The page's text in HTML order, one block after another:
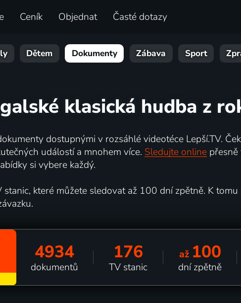
Ceník Objednat Časté dotazy
Dětem Dokumenty Zábava Sport
klasická hudba z
dostupnými v rozsáhlé videotéce Lepší.TV.
událostí a mnohem více. Sledujte onlinepřesně
si vybere každý.
které můžete sledovat až 100 dní zpětně. K
4934
dokumentů
176
TV stanic
až 100
dní zpětně